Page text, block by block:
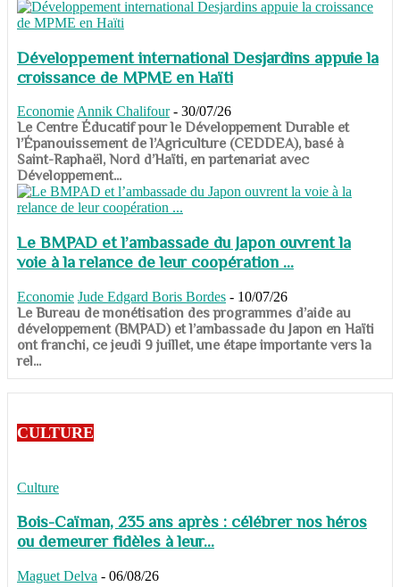
Développement international Desjardins appuie la
croissance de MPME en Haïti
Economie Annik Chalifour - 30/07/26
​​​​​​​Le Centre Éducatif pour le Développement Durable et
l’Épanouissement de l’Agriculture (CEDDEA), basé à
Saint-Raphaël, Nord d’Haïti, en partenariat avec
Développement...
Le BMPAD et l’ambassade du Japon ouvrent la
voie à la relance de leur coopération ...
Economie Jude Edgard Boris Bordes - 10/07/26
​​​​​​​Le Bureau de monétisation des programmes d’aide au
développement (BMPAD) et l’ambassade du Japon en Haïti
ont franchi, ce jeudi 9 juillet, une étape importante vers la
rel...
CULTURE
Culture
Bois-Caïman, 235 ans après : célébrer nos héros
ou demeurer fidèles à leur...
Maguet Delva - 06/08/26